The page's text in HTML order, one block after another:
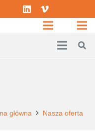
główna Nasza oferta